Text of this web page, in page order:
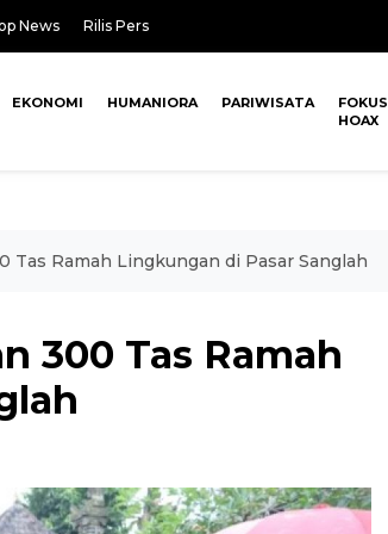
News Rilis Pers
EKONOMI HUMANIORA PARIWISATA
FOKUS
HOAX
Tas Ramah Lingkungan di Pasar Sanglah
300 Tas Ramah